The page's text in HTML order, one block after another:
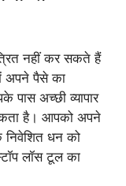
नहीं कर सकते हैं
अपने पैसे का
अच्छी व्यापार
है। आपको अपने
निवेशित धन को
लॉस टूल का